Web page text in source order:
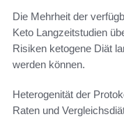
Die Mehrheit der
Keto Langzeitstudien
Risiken ketogene Diät
werden können.
Heterogenität der
Raten und